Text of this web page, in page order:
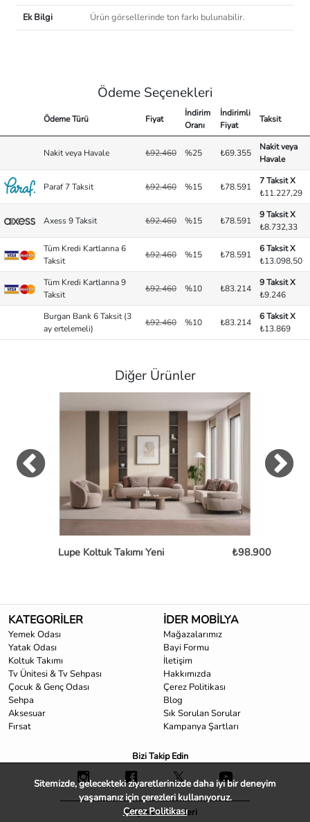
Ek Bilgi
Ürün görsellerinde ton farkı bulunabilir.
Ödeme Seçenekleri
Ödeme Türü Fiyat
İndirim
Oranı
İndirimli
Fiyat
Taksit
Nakit veya Havale ₺92.460 %25 ₺69.355
Nakit veya
Havale
Paraf 7 Taksit ₺92.460 %15 ₺78.591
7 Taksit X
₺11.227,29
Axess 9 Taksit ₺92.460 %15 ₺78.591
9 Taksit X
₺8.732,33
Tüm Kredi Kartlarına 6
Taksit
₺92.460 %15 ₺78.591
6 Taksit X
₺13.098,50
Tüm Kredi Kartlarına 9
Taksit
₺92.460 %10 ₺83.214
9 Taksit X
₺9.246
Burgan Bank 6 Taksit (3
ay ertelemeli)
₺92.460 %10 ₺83.214
6 Taksit X
₺13.869
Diğer Ürünler
Lupe Koltuk Takımı Yeni ₺98.900
KATEGORİLER
Yemek Odası
Yatak Odası
Koltuk Takımı
Tv Ünitesi & Tv Sehpası
Çocuk & Genç Odası
Sehpa
Aksesuar
Fırsat
İDER MOBİLYA
Mağazalarımız
Bayi Formu
İletişim
Hakkımızda
Çerez Politikası
Blog
Sık Sorulan Sorular
Kampanya Şartları
Bizi Takip Edin
Müşteri Hizmetleri
Sitemizde, gelecekteki ziyaretlerinizde daha iyi bir deneyim
yaşamanız için çerezleri kullanıyoruz.
Çerez Politikası